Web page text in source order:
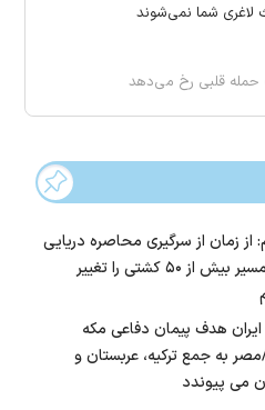
لاغری شما نمی‌شوند
حمله قلبی رخ می‌دهد
از زمان از سرگیری محاصره دریایی
ایران، مسیر بیش از ۵۰ کشتی را تغییر
ایران هدف پیمان دفاعی مکه
به جمع ترکیه، عربستان و
می پیوندد